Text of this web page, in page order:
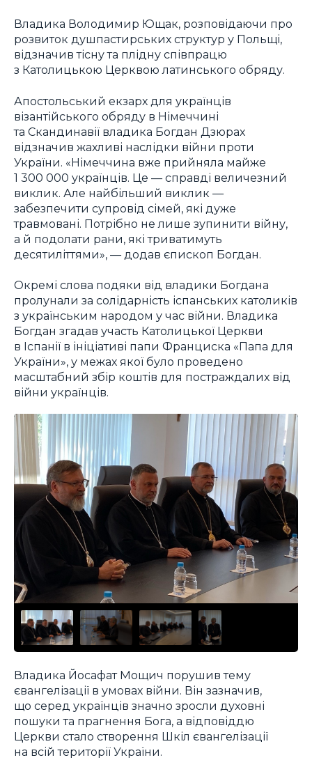
Владика Володимир Ющак, розповідаючи про
розвиток душпастирських структур у Польщі,
відзначив тісну та плідну співпрацю
з Католицькою Церквою латинського обряду.
Апостольський екзарх для українців
візантійського обряду в Німеччині
та Скандинавії владика Богдан Дзюрах
відзначив жахливі наслідки війни проти
України. «Німеччина вже прийняла майже
1 300 000 українців. Це — справді величезний
виклик. Але найбільший виклик —
забезпечити супровід сімей, які дуже
травмовані. Потрібно не лише зупинити війну,
а й подолати рани, які триватимуть
десятиліттями», — додав єпископ Богдан.
Окремі слова подяки від владики Богдана
пролунали за солідарність іспанських католиків
з українським народом у час війни. Владика
Богдан згадав участь Католицької Церкви
в Іспанії в ініціативі папи Франциска «Папа для
України», у межах якої було проведено
масштабний збір коштів для постраждалих від
війни українців.
Владика Йосафат Мощич порушив тему
євангелізації в умовах війни. Він зазначив,
що серед українців значно зросли духовні
пошуки та прагнення Бога, а відповіддю
Церкви стало створення Шкіл євангелізації
на всій території України.